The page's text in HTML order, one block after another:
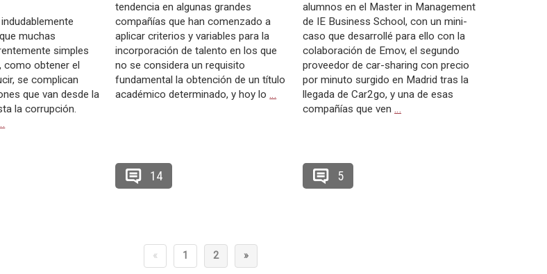
muchas
simples
como obtener el
se complican
que van desde la
la corrupción.
tendencia en algunas grandes
compañías que han comenzado a
aplicar criterios y variables para la
incorporación de talento en los que
no se considera un requisito
fundamental la obtención de un título
académico determinado, y hoy lo…
14
alumnos en el Master in Management
de IE Business School, con un mini-
caso que desarrollé para ello con la
colaboración de Emov, el segundo
proveedor de car-sharing con precio
por minuto surgido en Madrid tras la
llegada de Car2go, y una de esas
compañías que ven…
5
« 1 2 »